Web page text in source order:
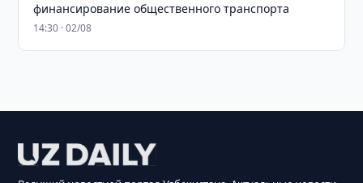
финансирование общественного транспорта
14:30 · 02/08